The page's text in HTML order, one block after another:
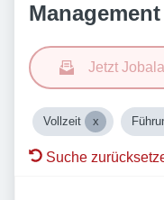
Jetzt
Vollzeit
Suche